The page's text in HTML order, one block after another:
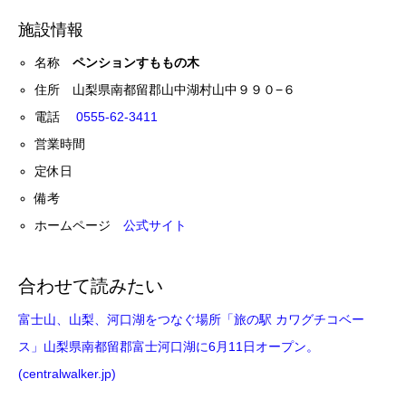
施設情報
名称ペンションすももの木
住所 山梨県南都留郡山中湖村山中９９０−６
電話0555-62-3411
営業時間
定休日
備考
ホームページ公式サイト
合わせて読みたい
富士山、山梨、河口湖をつなぐ場所「旅の駅 カワグチコベー
ス」山梨県南都留郡富士河口湖に6月11日オープン。
(centralwalker.jp)